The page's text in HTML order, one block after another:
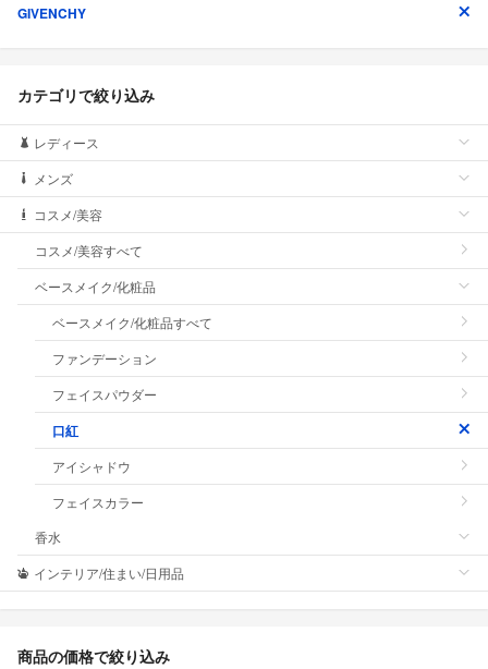
GIVENCHY
カテゴリで絞り込み
レディース
メンズ
コスメ/美容
コスメ/美容すべて
ベースメイク/化粧品
ベースメイク/化粧品すべて
ファンデーション
フェイスパウダー
口紅
アイシャドウ
フェイスカラー
香水
インテリア/住まい/日用品
商品の価格で絞り込み